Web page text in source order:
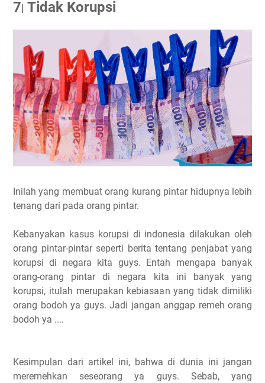
7| Tidak Korupsi
Inilah yang membuat orang kurang pintar hidupnya lebih
tenang dari pada orang pintar.
Kebanyakan kasus korupsi di indonesia dilakukan oleh
orang pintar-pintar seperti berita tentang penjabat yang
korupsi di negara kita guys. Entah mengapa banyak
orang-orang pintar di negara kita ini banyak yang
korupsi, itulah merupakan kebiasaan yang tidak dimiliki
orang bodoh ya guys. Jadi jangan anggap remeh orang
bodoh ya ....
Kesimpulan dari artikel ini, bahwa di dunia ini jangan
meremehkan seseorang ya guys. Sebab, yang